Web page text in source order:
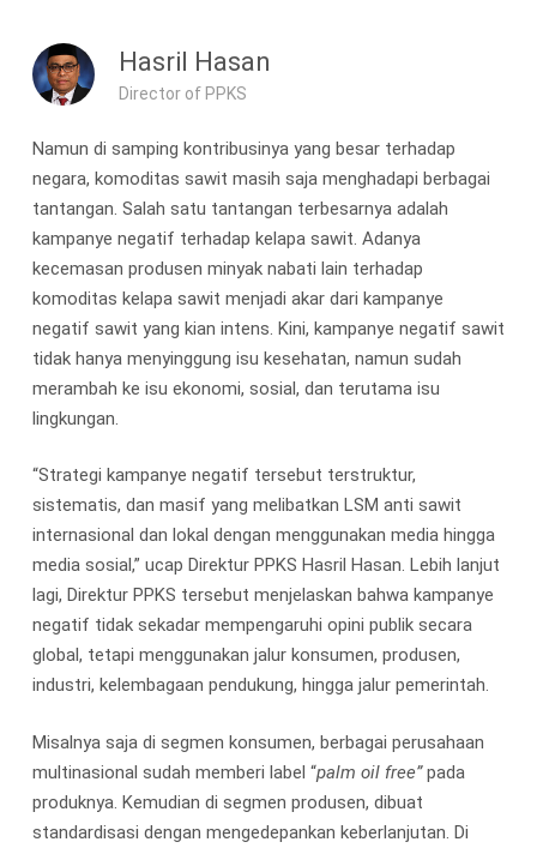
Hasril Hasan
Director of PPKS
Namun di samping kontribusinya yang besar terhadap
negara, komoditas sawit masih saja menghadapi berbagai
tantangan. Salah satu tantangan terbesarnya adalah
kampanye negatif terhadap kelapa sawit. Adanya
kecemasan produsen minyak nabati lain terhadap
komoditas kelapa sawit menjadi akar dari kampanye
negatif sawit yang kian intens. Kini, kampanye negatif sawit
tidak hanya menyinggung isu kesehatan, namun sudah
merambah ke isu ekonomi, sosial, dan terutama isu
lingkungan.
“Strategi kampanye negatif tersebut terstruktur,
sistematis, dan masif yang melibatkan LSM anti sawit
internasional dan lokal dengan menggunakan media hingga
media sosial,” ucap Direktur PPKS Hasril Hasan. Lebih lanjut
lagi, Direktur PPKS tersebut menjelaskan bahwa kampanye
negatif tidak sekadar mempengaruhi opini publik secara
global, tetapi menggunakan jalur konsumen, produsen,
industri, kelembagaan pendukung, hingga jalur pemerintah.
Misalnya saja di segmen konsumen, berbagai perusahaan
multinasional sudah memberi label “palm oil free”pada
produknya. Kemudian di segmen produsen, dibuat
standardisasi dengan mengedepankan keberlanjutan. Di